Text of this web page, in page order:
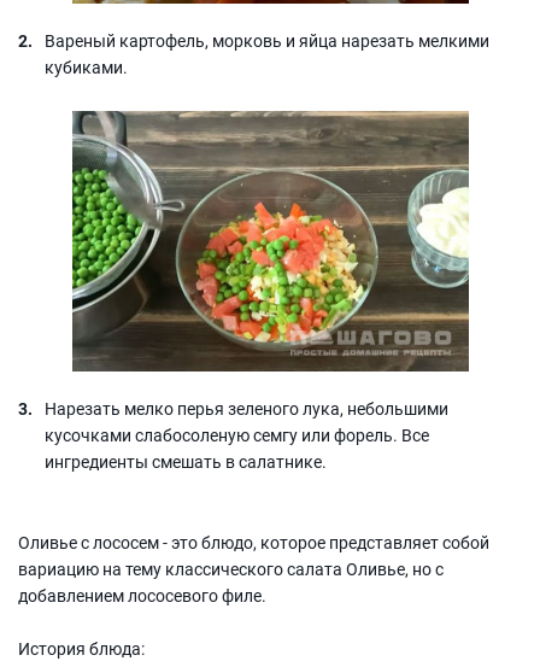
Вареный картофель, морковь и яйца нарезать мелкими
кубиками.
Нарезать мелко перья зеленого лука, небольшими
кусочками слабосоленую семгу или форель. Все
ингредиенты смешать в салатнике.
Оливье с лососем - это блюдо, которое представляет собой
вариацию на тему классического салата Оливье, но с
добавлением лососевого филе.
История блюда: